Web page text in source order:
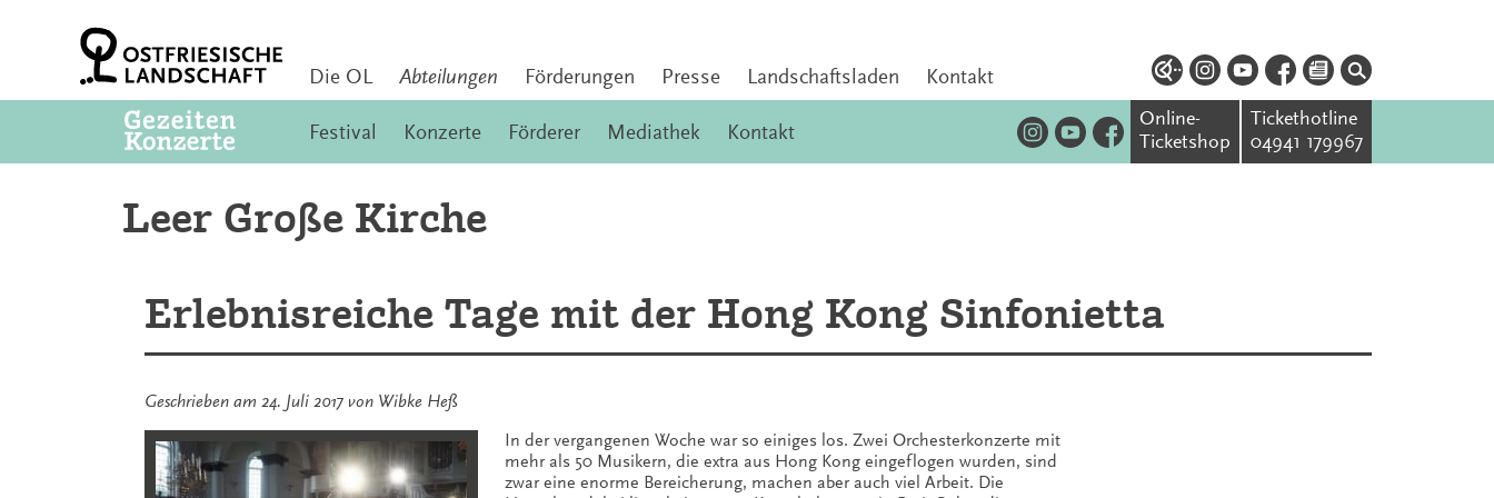
Die OL Abteilungen Förderungen Presse Landschaftsladen Kontakt
Festival Konzerte Förderer Mediathek Kontakt
Online-
Ticketshop
Tickethotline
04941 179967
Leer Große Kirche
Erlebnisreiche Tage mit der Hong Kong Sinfonietta
Geschrieben am 24. Juli 2017 von Wibke Heß
In der vergangenen Woche war so einiges los. Zwei Orchesterkonzerte mit
mehr als 50 Musikern, die extra aus Hong Kong eingeflogen wurden, sind
zwar eine enorme Bereicherung, machen aber auch viel Arbeit. Die